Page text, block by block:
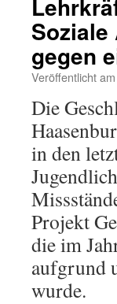
Soziale
gegen
Veröffentlicht am
Die
in den
Projekt
die im
aufgrund
wurde.